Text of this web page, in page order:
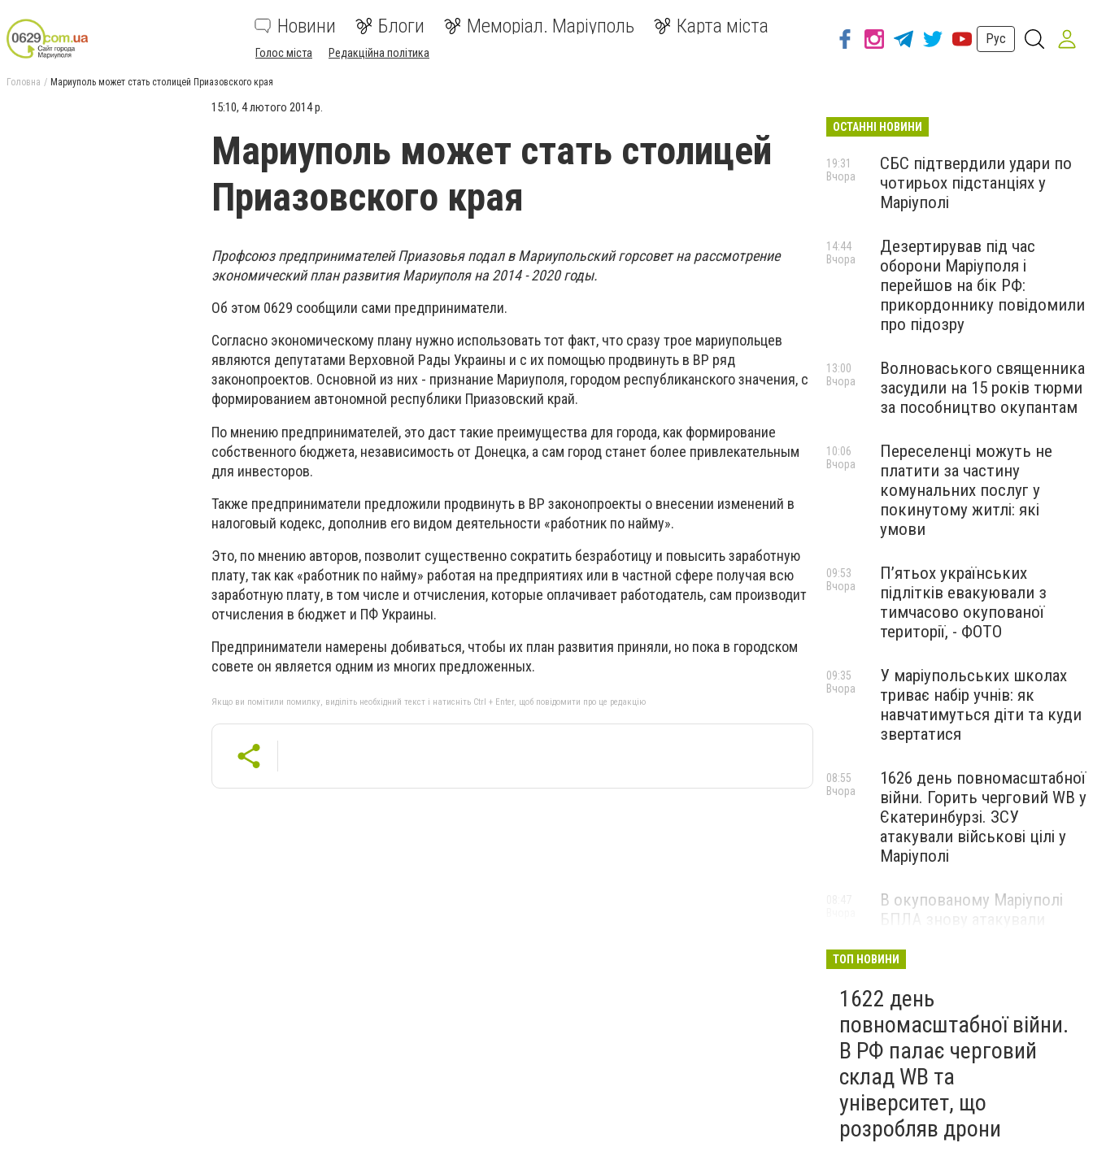
Новини Блоги Меморіал. Маріуполь Карта міста
Голос міста Редакційна політика
Рус
Головна Мариуполь может стать столицей Приазовского края
15:10, 4 лютого 2014 р.
Мариуполь может стать столицей
Приазовского края
Профсоюз предпринимателей Приазовья подал в Мариупольский горсовет на рассмотрение
экономический план развития Мариуполя на 2014 - 2020 годы.
Об этом 0629 сообщили сами предприниматели.
Согласно экономическому плану нужно использовать тот факт, что сразу трое мариупольцев
являются депутатами Верховной Рады Украины и с их помощью продвинуть в ВР ряд
законопроектов. Основной из них - признание Мариуполя, городом республиканского значения, с
формированием автономной республики Приазовский край.
По мнению предпринимателей, это даст такие преимущества для города, как формирование
собственного бюджета, независимость от Донецка, а сам город станет более привлекательным
для инвесторов.
Также предприниматели предложили продвинуть в ВР законопроекты о внесении изменений в
налоговый кодекс, дополнив его видом деятельности «работник по найму».
Это, по мнению авторов, позволит существенно сократить безработицу и повысить заработную
плату, так как «работник по найму» работая на предприятиях или в частной сфере получая всю
заработную плату, в том числе и отчисления, которые оплачивает работодатель, сам производит
отчисления в бюджет и ПФ Украины.
Предприниматели намерены добиваться, чтобы их план развития приняли, но пока в городском
совете он является одним из многих предложенных.
Якщо ви помітили помилку, виділіть необхідний текст і натисніть Ctrl + Enter, щоб повідомити про це редакцію
ОСТАННІ НОВИНИ
СБС підтвердили удари по
чотирьох підстанціях у
Маріуполі
19:31
Вчора
Дезертирував під час
оборони Маріуполя і
перейшов на бік РФ:
прикордоннику повідомили
про підозру
14:44
Вчора
Волноваського священника
засудили на 15 років тюрми
за пособництво окупантам
13:00
Вчора
Переселенці можуть не
платити за частину
комунальних послуг у
покинутому житлі: які
умови
10:06
Вчора
П’ятьох українських
підлітків евакуювали з
тимчасово окупованої
території, - ФОТО
09:53
Вчора
У маріупольських школах
триває набір учнів: як
навчатимуться діти та куди
звертатися
09:35
Вчора
1626 день повномасштабної
війни. Горить черговий WB у
Єкатеринбурзі. ЗСУ
атакували військові цілі у
Маріуполі
08:55
Вчора
В окупованому Маріуполі
БПЛА знову атакували
— ВІДЕО
ТОП НОВИНИ
1622 день
повномасштабної війни.
В РФ палає черговий
склад WB та
університет, що
розробляв дрони